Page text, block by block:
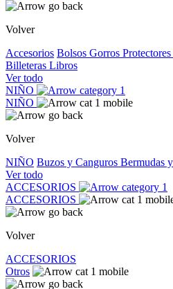
Volver
Accesorios Bolsos Gorros Protectores
Billeteras Libros
Ver todo
NIÑO
NIÑO
Volver
NIÑO Buzos y Canguros Bermudas
Ver todo
ACCESORIOS
ACCESORIOS
Volver
ACCESORIOS
Otros